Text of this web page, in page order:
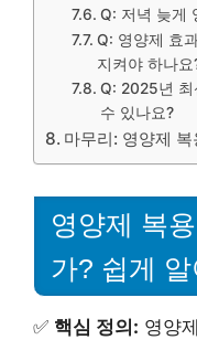
Q: 저녁 늦게
Q: 영양제 효
지켜야 하나요
Q: 2025년 최
수 있나요?
마무리: 영양제
영양제 복
가? 쉽게 알
✅ 핵심 정의: 영양